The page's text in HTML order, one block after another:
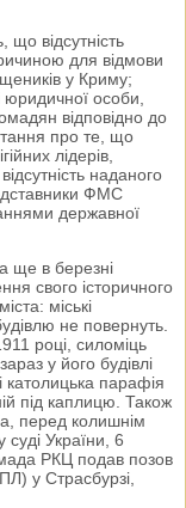
відсутність
для відмови
у Криму;
юридичної особи,
відповідно до
про те, що
лідерів,
наданого
ФМС
державної
ще в березні
свого історичного
міські
не повернуть.
році, силоміць
у його будівлі
католицька парафія
під каплицю. Також
перед колишнім
України, 6
РКЦ подав позов
у Страсбурзі,